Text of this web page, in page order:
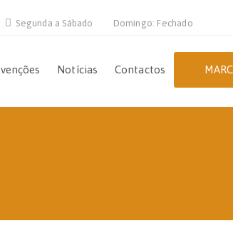
Segunda a Sábado Domingo: Fechado
Notícias Contactos